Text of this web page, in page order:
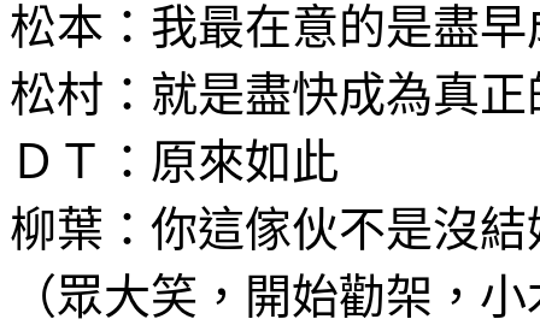
松本：我最在意的是盡
松村：就是盡快成為真
ＤＴ：原來如此
柳葉：你這傢伙不是沒結
（眾大笑，開始勸架，